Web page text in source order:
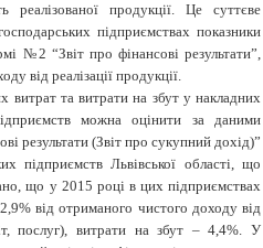
реалізованої продукції. Це суттєве
підприємствах показники
№2 “Звіт про фінансові результати”,
від реалізації продукції.
витрат та витрати на збут у накладних
можна оцінити за даними
результати (Звіт про сукупний дохід)”
підприємств Львівської області, що
що у 2015 році в цих підприємствах
від отриманого чистого доходу від
послуг), витрати на збут – 4,4%. У